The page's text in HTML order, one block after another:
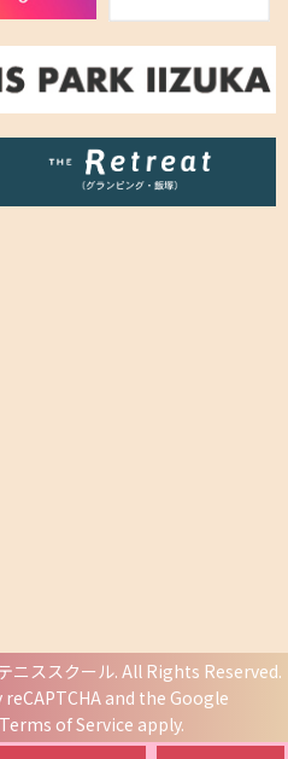
ニススクール. All Rights Reserved.
and the Google
Terms of Service apply.